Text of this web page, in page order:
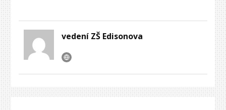
vedení ZŠ Edisonova